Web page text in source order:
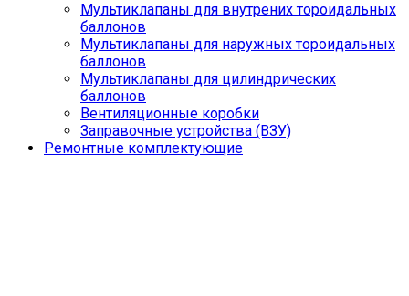
Мультиклапаны для внутрених тороидальных
баллонов
Мультиклапаны для наружных тороидальных
баллонов
Мультиклапаны для цилиндрических
баллонов
Вентиляционные коробки
Заправочные устройства (ВЗУ)
Ремонтные комплектующие